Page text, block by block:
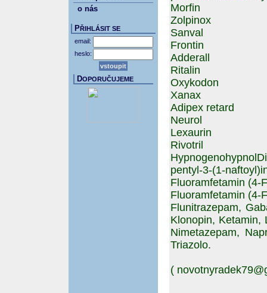
Morfin
Zolpinox
Sanval
Frontin
Adderall
Ritalin
Oxykodon
Xanax
Adipex retard
Neurol
Lexaurin
Rivotril
pentyl-3-(1-
Fluoramfetamin (4-
Fluoramfetamin (4-
Flunitrazepam,
Klonopin, Ketamin,
Nimetazepam,
Triazolo.
(
o nás
PŘIHLÁSIT SE
email:
heslo:
DOPORUČUJEME